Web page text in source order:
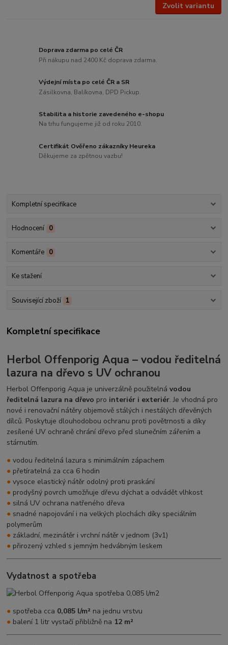
Zvolit variantu
Doprava zdarma po celé ČR
Při nákupu nad 2400 Kč doprava zdarma.
Výdejní místa po celé ČR a SR
Zásilkovna, Balíkovna, DPD Pickup.
Stabilita a historie zavedeného e-shopu
Na trhu fungujeme již od roku 2010.
Certifikát Ověřeno zákazníky Heureka
Děkujeme za zpětnou vazbu!
Kompletní specifikace
Hodnocení 0
Komentáře 0
Ke stažení
Související zboží 1
Kompletní specifikace
Herbol Offenporig Aqua – vodou ředitelná
lazura na dřevo s UV ochranou
Herbol Offenporig Aqua je univerzálně použitelnávodou
ředitelná lazura na dřevo pro interiér i exteriér. Je vhodná pro
nové i renovační nátěry objemově stálých i nestálých dřevěných
dílců. Poskytuje dlouhodobou ochranu proti povětrnosti a díky
zesílené UV ochraně chrání dřevo před slunečním zářením a
stárnutím.
● vodou ředitelná lazura s minimálním zápachem
● přetíratelná za cca 6 hodin
● vysoce elastický nátěr odolný proti praskání
● prodyšný povrch umožňuje dřevu dýchat a odvádět vlhkost
● silná UV ochrana natřeného dřeva
● snadné napojování i na velkých plochách díky speciálním
polymerům
● základní, mezinátěr i vrchní nátěr v jednom (3v1)
● přirozený vzhled s jemným hedvábným leskem
Vydatnost a spotřeba
● spotřeba cca 0,085 l/m² na jednu vrstvu
● balení 1 litr vystačí přibližně na 12 m²